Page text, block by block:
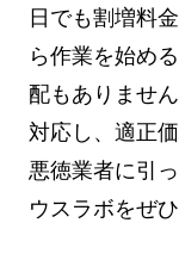
日でも割増料
ら作業を始め
配もありませ
対応し、適正
悪徳業者に引
ウスラボをぜ